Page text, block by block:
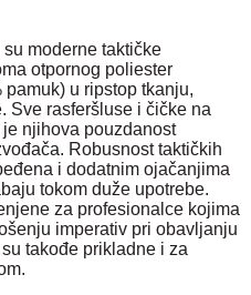
moderne taktičke
otpornog poliester
u ripstop tkanju,
Sve rasferšluse i čičke na
njihova pouzdanost
Robusnost taktičkih
i dodatnim ojačanjima
tokom duže upotrebe.
za profesionalce kojima
imperativ pri obavljanju
takođe prikladne i za